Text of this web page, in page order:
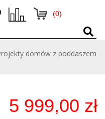
(0)
domów z poddaszem
5 999,00 zł